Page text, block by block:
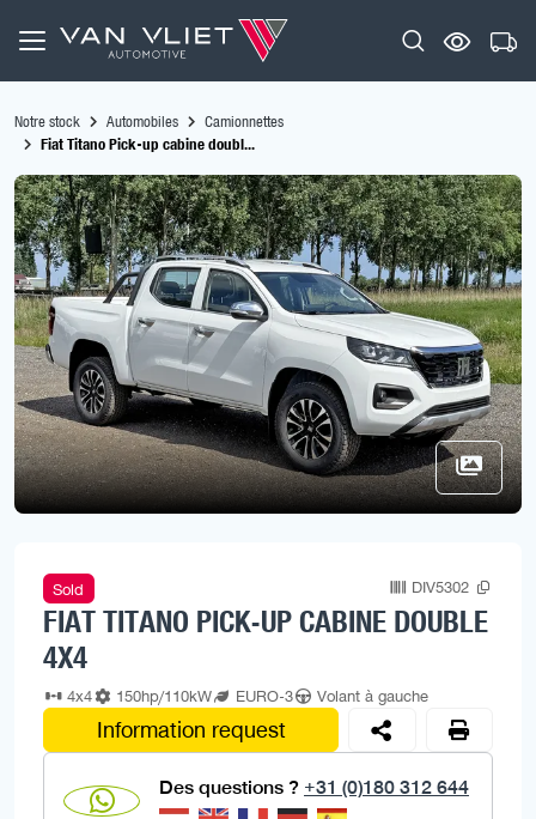
Notre stock Automobiles
Camionnettes
Fiat Titano Pick-up cabine doubl...
Sold DIV5302
FIAT TITANO PICK-UP CABINE DOUBLE
4X4
4x4 150hp/110kW EURO-3 Volant à gauche
Information request
Des questions ? +31 (0)180 312 644